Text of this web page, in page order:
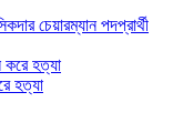
চেয়ারম্যান পদপ্রার্থী
হত্যা